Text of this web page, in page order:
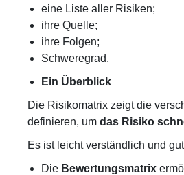
eine Liste aller Risiken;
ihre Quelle;
ihre Folgen;
Schweregrad.
Ein Überblick
Die Risikomatrix zeigt die
definieren, um das Risiko
Es ist leicht verständlich und
Die Bewertungsmatrix